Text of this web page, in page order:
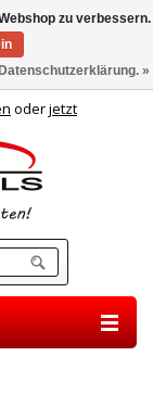
oderjetzt
zu verbessern.
»